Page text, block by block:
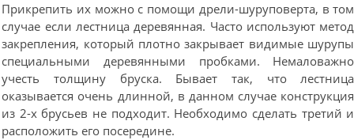
Прикрепить их можно с помощи дрели-шуруповерта, в том
случае если лестница деревянная. Часто используют метод
закрепления, который плотно закрывает видимые шурупы
специальными деревянными пробками. Немаловажно
учесть толщину бруска. Бывает так, что лестница
оказывается очень длинной, в данном случае конструкция
из 2-х брусьев не подходит. Необходимо сделать третий и
расположить его посередине.